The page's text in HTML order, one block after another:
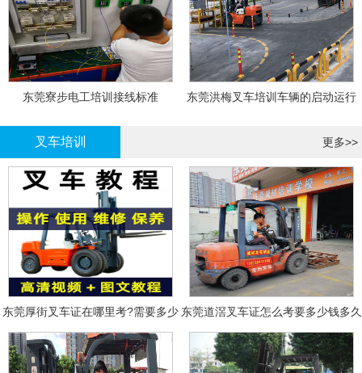
东莞寮步电工培训接线标准 东莞洪梅叉车培训车辆的启动运行
叉车培训 更多>>
东莞厚街叉车证在哪里考?需要多少
钱?
东莞道滘叉车证怎么考要多少钱多久
拿证